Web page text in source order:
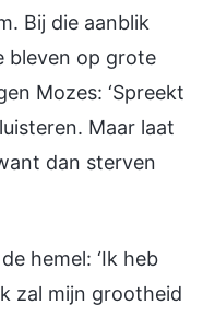
Bij die aanblik
bleven op grote
Mozes: ‘Spreekt
Maar laat
dan sterven
hemel: ‘Ik heb
zal mijn grootheid